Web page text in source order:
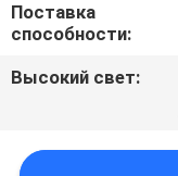
VR
САЙТА
Поставка
способности:
Высокий свет: